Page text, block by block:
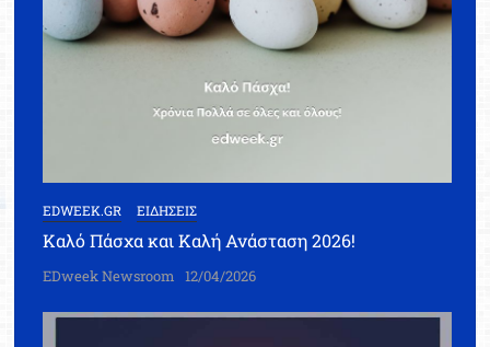
EDWEEK.GR ΕΙΔΗΣΕΙΣ
Καλό Πάσχα και Καλή Ανάσταση 2026!
EDweek Newsroom 12/04/2026